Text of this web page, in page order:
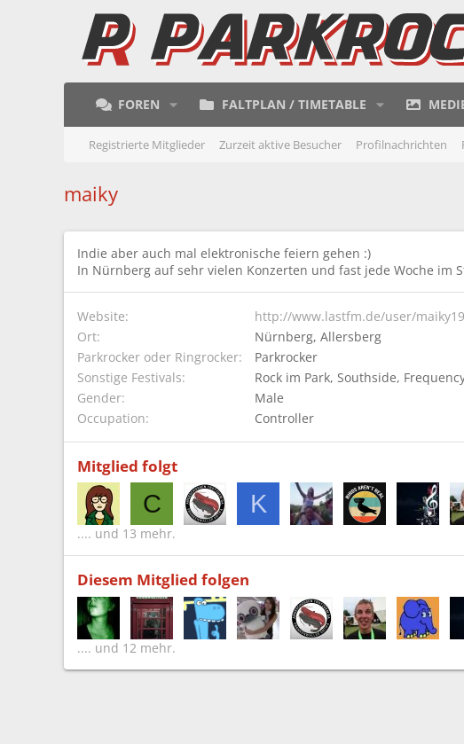
FOREN FALTPLAN / TIMETABLE
Registrierte Mitglieder Zurzeit aktive Besucher Profilnachrichten
maiky
Indie aber auch mal elektronische feiern gehen :)
In Nürnberg auf sehr vielen Konzerten und fast jede Woche im
Website
http://www.lastfm.de/user/
Ort
Nürnberg, Allersberg
Parkrocker oder Ringrocker
Parkrocker
Sonstige Festivals
Rock im Park Southside
Gender
Male
Occupation
Controller
Mitglied folgt
C K
.... und 13 mehr.
Diesem Mitglied folgen
.... und 12 mehr.